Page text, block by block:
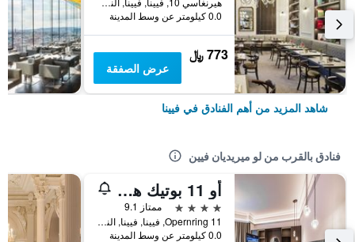
0.0 كيلومتر عن وسط المدينة
773 ﷼
عرض الصفقة
شاهد المزيد من أهم الفنادق في فيينا
فنادق بالقرب من لو ميريديان فيين
أو 11 بوتيك هوتل فيينا
4 نجوم
ممتاز 9.1
Opernring 11, فيينا, فيينا, النمسا
0.0 كيلومتر عن وسط المدينة